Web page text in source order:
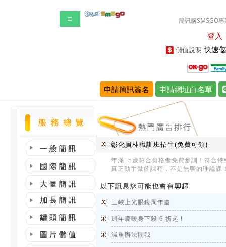
☰ 簡訊購SMSGO
登入
儲值說明 快速
申請簡訊簽名 申請網址白名單
彰化員林職訓班招生(免費可領)
年滿15歲符合資格者免費參訓！符合
真正動手做的課程，不是無聊的理論課
三峽上光眼鏡周年慶
週年慶暖身下殺 6 折起 !
減重辦法問我